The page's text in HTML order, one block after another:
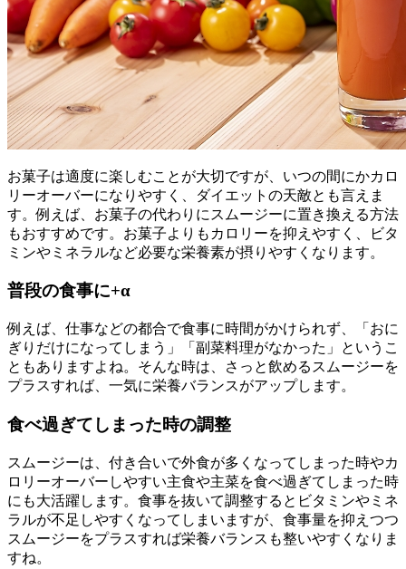
お菓子は適度に楽しむことが大切ですが、いつの間にかカロ
リーオーバーになりやすく、ダイエットの天敵とも言えま
す。例えば、お菓子の代わりにスムージーに置き換える方法
もおすすめです。お菓子よりもカロリーを抑えやすく、ビタ
ミンやミネラルなど必要な栄養素が摂りやすくなります。
普段の食事に+α
例えば、仕事などの都合で食事に時間がかけられず、「おに
ぎりだけになってしまう」「副菜料理がなかった」というこ
ともありますよね。そんな時は、さっと飲めるスムージーを
プラスすれば、一気に栄養バランスがアップします。
食べ過ぎてしまった時の調整
スムージーは、付き合いで外食が多くなってしまった時やカ
ロリーオーバーしやすい主食や主菜を食べ過ぎてしまった時
にも大活躍します。食事を抜いて調整するとビタミンやミネ
ラルが不足しやすくなってしまいますが、食事量を抑えつつ
スムージーをプラスすれば栄養バランスも整いやすくなりま
すね。